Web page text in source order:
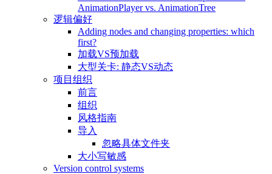
AnimationPlayer vs. AnimationTree
逻辑偏好
Adding nodes and changing properties: which
first?
加载VS预加载
大型关卡: 静态VS动态
项目组织
前言
组织
风格指南
导入
忽略具体文件夹
大小写敏感
Version control systems